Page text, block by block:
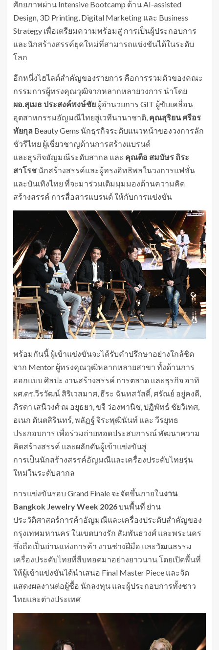
ศักยภาพผ่าน Intensive Bootcamp ด้าน AI-assisted
Design, 3D Printing, Digital Marketing และ Business
Strategy เพื่อเตรียมความพร้อมสู่ การเป็นผู้ประกอบการ
และนักสร้างสรรค์ยุคใหม่ที่สามารถแข่งขันได้ในระดับ
โลก
อีกหนึ่งไฮไลต์สำคัญของรายการ คือการรวมตัวของคณะ
กรรมการผู้ทรงคุณวุฒิจากหลากหลายวงการ นำโดย
ผอ.สุเมธ ประสงค์พงษ์ชัย ผู้อำนวยการ GIT ผู้ขับเคลื่อน
อุตสาหกรรมอัญมณีไทยสู่เวทีนานาชาติ, คุณสุริยน ศรีอร
ทัยกุล Beauty Gems นักธุรกิจระดับแนวหน้าของวงการลัก
ชัวรีไทย ผู้เชี่ยวชาญด้านการสร้างแบรนด์
และธุรกิจอัญมณีระดับสากล และ คุณตือ สมบัษร ถิระ
สาโรช นักสร้างสรรค์และผู้ทรงอิทธิพลในวงการแฟชั่น
และบันเทิงไทย ที่จะมาร่วมเติมมุมมองด้านความคิด
สร้างสรรค์ การสื่อสารแบรนด์ ให้กับการแข่งขัน
พร้อมกันนี้ ผู้เข้าแข่งขันจะได้รับคำปรึกษาอย่างใกล้ชิด
จาก Mentor ผู้ทรงคุณวุฒิหลากหลายสาขา ทั้งด้านการ
ออกแบบ ศิลปะ งานสร้างสรรค์ การตลาด และธุรกิจ อาทิ
ผศ.ดร.วีรวัฒน์ สิริเวสมาศ, ธีระ ฉันทสวัสดิ์, ศรัณย์ อยู่คงดี,
ภิรดา เสนีวงศ์ ณ อยุธยา, ขจี ว่องพานิช, ปฏิพัทธ์ ชัยวิเทศ,
อเนก ตันตสิรินทร์, พลัฏฐ์ จิระพุฒินันท์ และ วีรยุทธ
ประกอบการ เพื่อร่วมถ่ายทอดประสบการณ์ พัฒนาความ
คิดสร้างสรรค์ และผลักดันผู้เข้าแข่งขันสู่
การเป็นนักสร้างสรรค์อัญมณีและเครื่องประดับไทยรุ่น
ใหม่ในระดับสากล
การแข่งขันรอบ Grand Finale จะจัดขึ้นภายในงาน
Bangkok Jewelry Week 2026บนพื้นที่ ย่าน
ประวัติศาสตร์การค้าอัญมณีและเครื่องประดับสำคัญของ
กรุงเทพมหานคร ในเขตบางรัก สัมพันธวงศ์ และพระนคร
ซึ่งถือเป็นย่านแห่งการค้า งานช่างฝีมือ และวัฒนธรรม
เครื่องประดับไทยที่สืบทอดมาอย่างยาวนาน โดยเปิดพื้นที่
ให้ผู้เข้าแข่งขันได้นำเสนอ Final Master Piece และจัด
แสดงผลงานต่อผู้ซื้อ นักลงทุน และผู้ประกอบการทั้งชาว
ไทยและต่างประเทศ